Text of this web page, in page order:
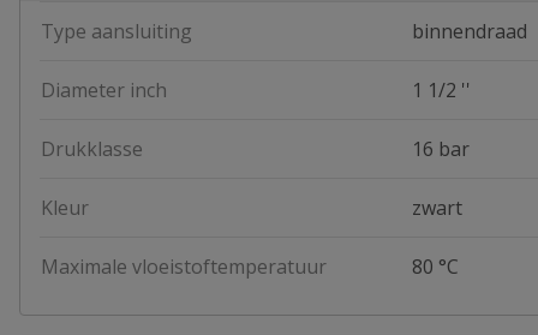
Type aansluiting binnendraad
Diameter inch 1 1/2 ''
Drukklasse 16 bar
Kleur zwart
Maximale vloeistoftemperatuur 80 °C